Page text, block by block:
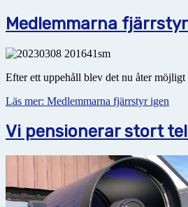
Medlemmarna
Efter ett uppehåll blev det nu åter
Läs mer: Medlemmarna fjärrstyr igen
Vi pensionerar stort